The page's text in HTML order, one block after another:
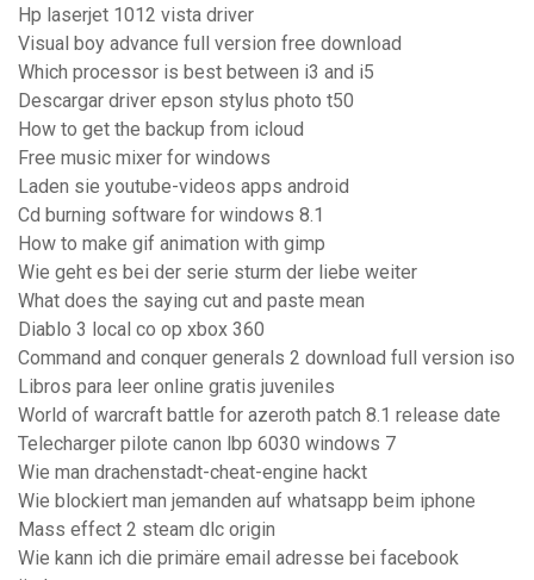
Hp laserjet 1012 vista driver
Visual boy advance full version free download
Which processor is best between i3 and i5
Descargar driver epson stylus photo t50
How to get the backup from icloud
Free music mixer for windows
Laden sie youtube-videos apps android
Cd burning software for windows 8.1
How to make gif animation with gimp
Wie geht es bei der serie sturm der liebe weiter
What does the saying cut and paste mean
Diablo 3 local co op xbox 360
Command and conquer generals 2 download full version iso
Libros para leer online gratis juveniles
World of warcraft battle for azeroth patch 8.1 release date
Telecharger pilote canon lbp 6030 windows 7
Wie man drachenstadt-cheat-engine hackt
Wie blockiert man jemanden auf whatsapp beim iphone
Mass effect 2 steam dlc origin
Wie kann ich die primäre email adresse bei facebook